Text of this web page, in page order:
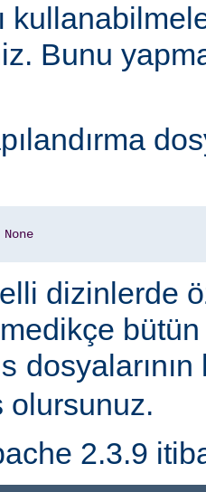
Bunu
None
dizinlerde
dosyalarının
olursunuz.
2.3.9